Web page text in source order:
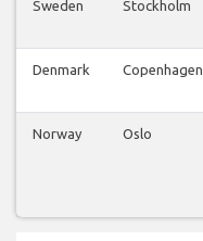
Sweden Stockholm
Denmark Copenhagen
Norway Oslo